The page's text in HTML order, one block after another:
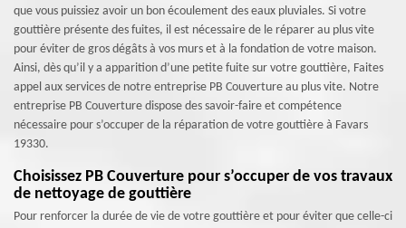
que vous puissiez avoir un bon écoulement des eaux pluviales. Si votre
gouttière présente des fuites, il est nécessaire de le réparer au plus vite
pour éviter de gros dégâts à vos murs et à la fondation de votre maison.
Ainsi, dès qu’il y a apparition d’une petite fuite sur votre gouttière, Faites
appel aux services de notre entreprise PB Couverture au plus vite. Notre
entreprise PB Couverture dispose des savoir-faire et compétence
nécessaire pour s’occuper de la réparation de votre gouttière à Favars
19330.
Choisissez PB Couverture pour s’occuper de vos travaux
de nettoyage de gouttière
Pour renforcer la durée de vie de votre gouttière et pour éviter que celle-ci